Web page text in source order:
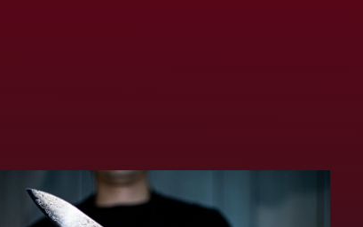
Chequia (MXN $)
Chile (MXN $)